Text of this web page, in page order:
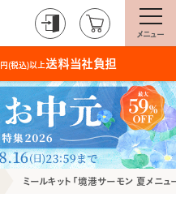
メニュー
円(税込)以上送料当社負担
ミールキット「境港サーモン 夏メニュ